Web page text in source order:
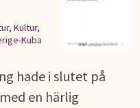
, Kultur,
Kuba
hade i slutet på
en härlig